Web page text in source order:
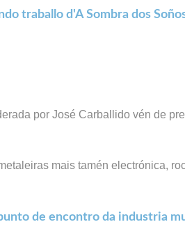
traballo d'A Sombra dos
por José Carballido vén de
mais tamén electrónica,
de encontro da industria